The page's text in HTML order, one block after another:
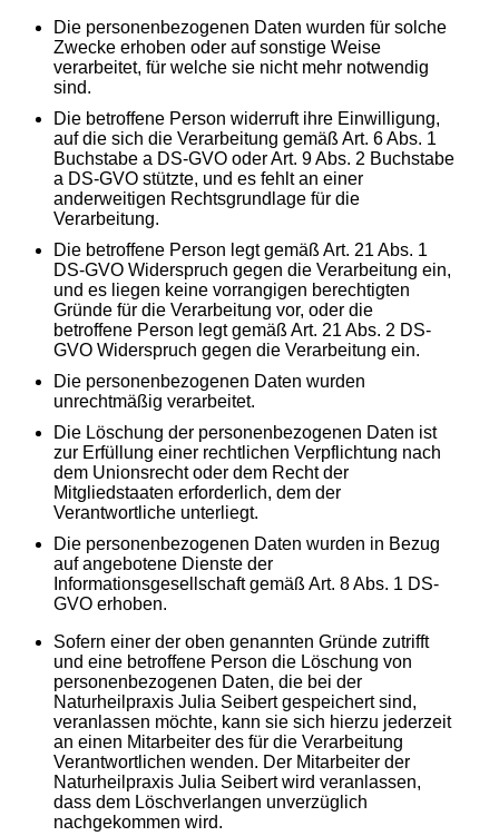
Die personenbezogenen Daten wurden für solche
Zwecke erhoben oder auf sonstige Weise
verarbeitet, für welche sie nicht mehr notwendig
sind.
Die betroffene Person widerruft ihre Einwilligung,
auf die sich die Verarbeitung gemäß Art. 6 Abs. 1
Buchstabe a DS-GVO oder Art. 9 Abs. 2 Buchstabe
a DS-GVO stützte, und es fehlt an einer
anderweitigen Rechtsgrundlage für die
Verarbeitung.
Die betroffene Person legt gemäß Art. 21 Abs. 1
DS-GVO Widerspruch gegen die Verarbeitung ein,
und es liegen keine vorrangigen berechtigten
Gründe für die Verarbeitung vor, oder die
betroffene Person legt gemäß Art. 21 Abs. 2 DS-
GVO Widerspruch gegen die Verarbeitung ein.
Die personenbezogenen Daten wurden
unrechtmäßig verarbeitet.
Die Löschung der personenbezogenen Daten ist
zur Erfüllung einer rechtlichen Verpflichtung nach
dem Unionsrecht oder dem Recht der
Mitgliedstaaten erforderlich, dem der
Verantwortliche unterliegt.
Die personenbezogenen Daten wurden in Bezug
auf angebotene Dienste der
Informationsgesellschaft gemäß Art. 8 Abs. 1 DS-
GVO erhoben.
Sofern einer der oben genannten Gründe zutrifft
und eine betroffene Person die Löschung von
personenbezogenen Daten, die bei der
Naturheilpraxis Julia Seibert gespeichert sind,
veranlassen möchte, kann sie sich hierzu jederzeit
an einen Mitarbeiter des für die Verarbeitung
Verantwortlichen wenden. Der Mitarbeiter der
Naturheilpraxis Julia Seibert wird veranlassen,
dass dem Löschverlangen unverzüglich
nachgekommen wird.